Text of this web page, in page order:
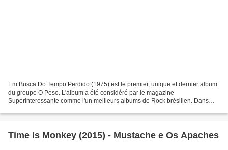
Em Busca Do Tempo Perdido (1975) est le premier, unique et dernier album
du groupe O Peso. L'album a été considéré par le magazine
Superinteressante comme l'un meilleurs albums de Rock brésilien. Dans
Time Is Monkey (2015) - Mustache e Os Apaches